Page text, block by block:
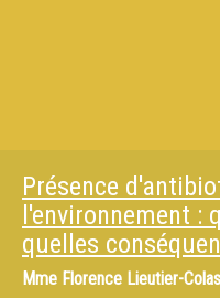
Présence
l'environnement :
quelles
Mme Florence Lieutier-Colas